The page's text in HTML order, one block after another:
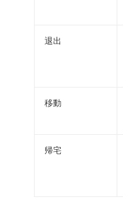
退出
移動
帰宅